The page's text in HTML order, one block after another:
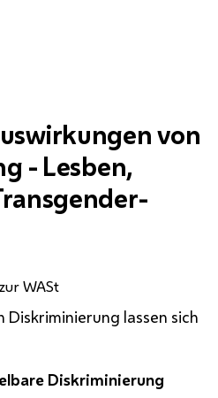
von
- Lesben,
WASt
lassen sich
Diskriminierung